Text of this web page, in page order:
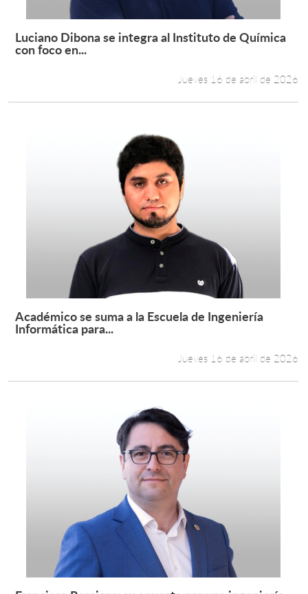
Leer más +
Luciano Dibona se integra al Instituto de Química
con foco en...
Jueves 16 de abril de 2026
Leer más +
Académico se suma a la Escuela de Ingeniería
Informática para...
Jueves 16 de abril de 2026